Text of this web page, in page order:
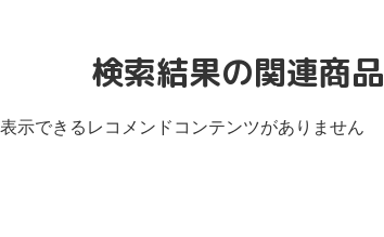
検索結果の関連商品
表示できるレコメンドコンテンツがありません